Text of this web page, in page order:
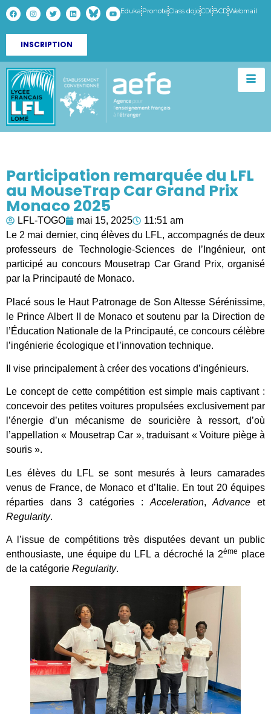
Eduka PronoteClass dojoCDI BCDWebmail
INSCRIPTION
Participation remarquée du LFL
au MouseTrap Car Grand Prix
Monaco 2025
LFL-TOGO mai 15, 2025
11:51 am
Le 2 mai dernier, cinq élèves du LFL, accompagnés de deux
professeurs de Technologie-Sciences de l’Ingénieur, ont
participé au concours Mousetrap Car Grand Prix, organisé
par la Principauté de Monaco.
Placé sous le Haut Patronage de Son Altesse Sérénissime,
le Prince Albert II de Monaco et soutenu par la Direction de
l’Éducation Nationale de la Principauté, ce concours célèbre
l’ingénierie écologique et l’innovation technique.
Il vise principalement à créer des vocations d’ingénieurs.
Le concept de cette compétition est simple mais captivant :
concevoir des petites voitures propulsées exclusivement par
l’énergie d’un mécanisme de souricière à ressort, d’où
l’appellation « Mousetrap Car », traduisant « Voiture piège à
souris ».
Les élèves du LFL se sont mesurés à leurs camarades
venus de France, de Monaco et d’Italie. En tout 20 équipes
réparties dans 3 catégories : Acceleration,Advance et
Regularity.
A l’issue de compétitions très disputées devant un public
enthousiaste, une équipe du LFL a décroché la 2ème place
de la catégorie Regularity.